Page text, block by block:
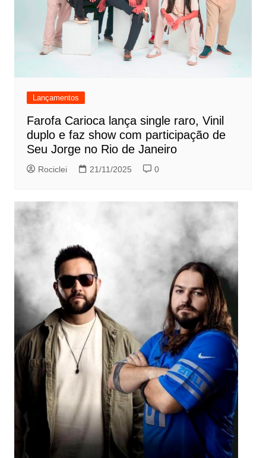
Lançamentos
Farofa Carioca lança single raro, Vinil
duplo e faz show com participação de
Seu Jorge no Rio de Janeiro
Rociclei 21/11/2025 0